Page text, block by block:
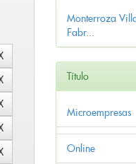
Monterroza
Fabr...
Título
Microempresas
Online